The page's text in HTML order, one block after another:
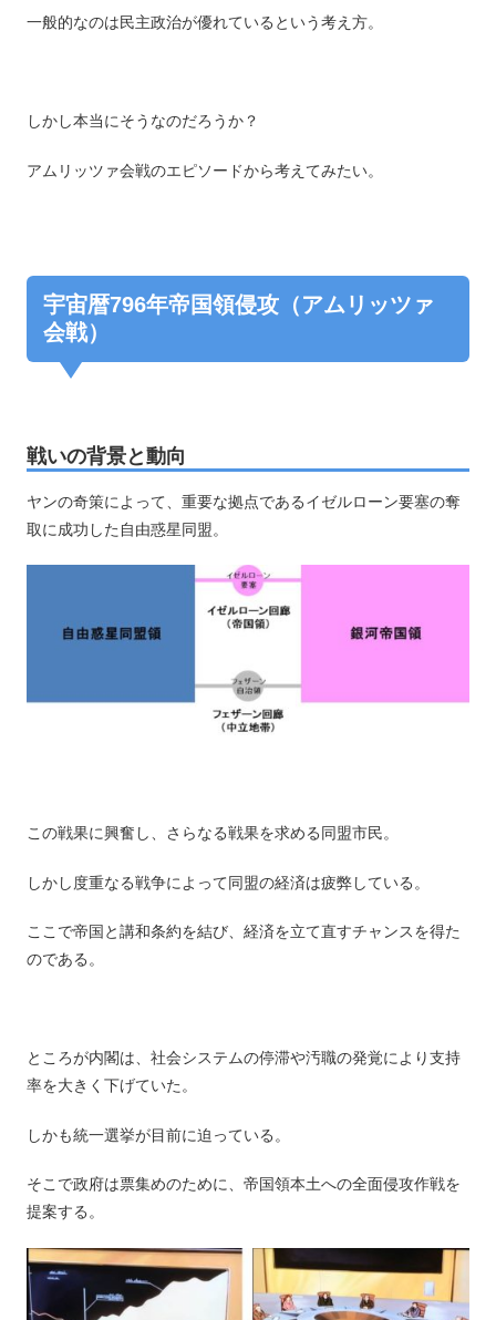
一般的なのは民主政治が優れているという考え方。
しかし本当にそうなのだろうか？
アムリッツァ会戦のエピソードから考えてみたい。
宇宙暦796年帝国領侵攻（アムリッツァ
会戦）
戦いの背景と動向
ヤンの奇策によって、重要な拠点であるイゼルローン要塞の奪
取に成功した自由惑星同盟。
この戦果に興奮し、さらなる戦果を求める同盟市民。
しかし度重なる戦争によって同盟の経済は疲弊している。
ここで帝国と講和条約を結び、経済を立て直すチャンスを得た
のである。
ところが内閣は、社会システムの停滞や汚職の発覚により支持
率を大きく下げていた。
しかも統一選挙が目前に迫っている。
そこで政府は票集めのために、帝国領本土への全面侵攻作戦を
提案する。